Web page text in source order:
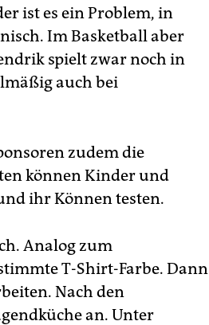
ist es ein Problem, in
Im Basketball aber
spielt zwar noch in
auch bei
zudem die
können Kinder und
ihr Können testen.
Analog zum
T-Shirt-Farbe. Dann
Nach den
an. Unter